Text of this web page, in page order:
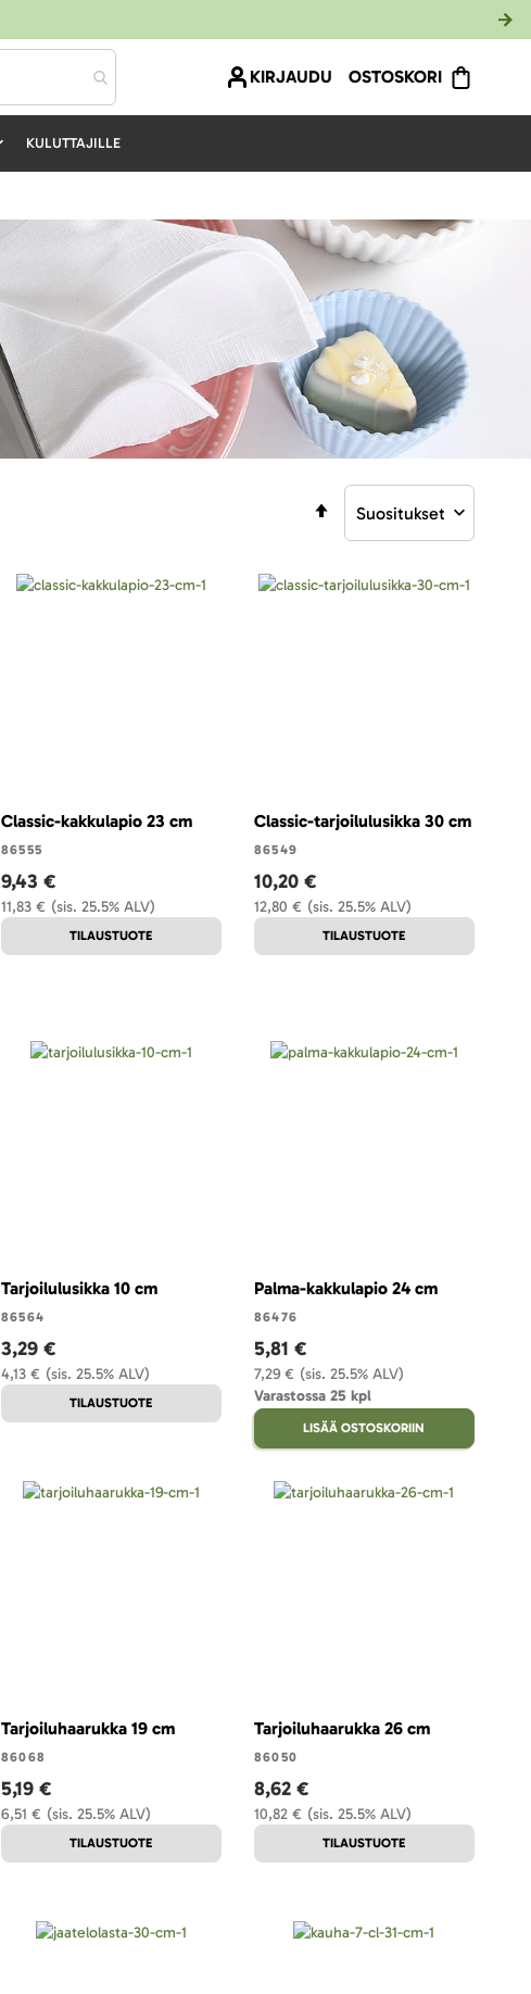
KIRJAUDU OSTOSKORI
KULUTTAJILLE
Aseta
laskevaan
Classic-kakkulapio 23 cm
86555
(sis. 25.5% ALV)
11,83 €
9,43 €
TILAUSTUOTE
Classic-tarjoilulusikka 30 cm
86549
(sis. 25.5% ALV)
12,80 €
10,20 €
TILAUSTUOTE
Tarjoilulusikka 10 cm
86564
(sis. 25.5% ALV)
4,13 €
3,29 €
TILAUSTUOTE
Palma-kakkulapio 24 cm
86476
(sis. 25.5% ALV)
7,29 €
5,81 €
Varastossa 25 kpl
LISÄÄ OSTOSKORIIN
Tarjoiluhaarukka 19 cm
86068
(sis. 25.5% ALV)
6,51 €
5,19 €
TILAUSTUOTE
Tarjoiluhaarukka 26 cm
86050
(sis. 25.5% ALV)
10,82 €
8,62 €
TILAUSTUOTE